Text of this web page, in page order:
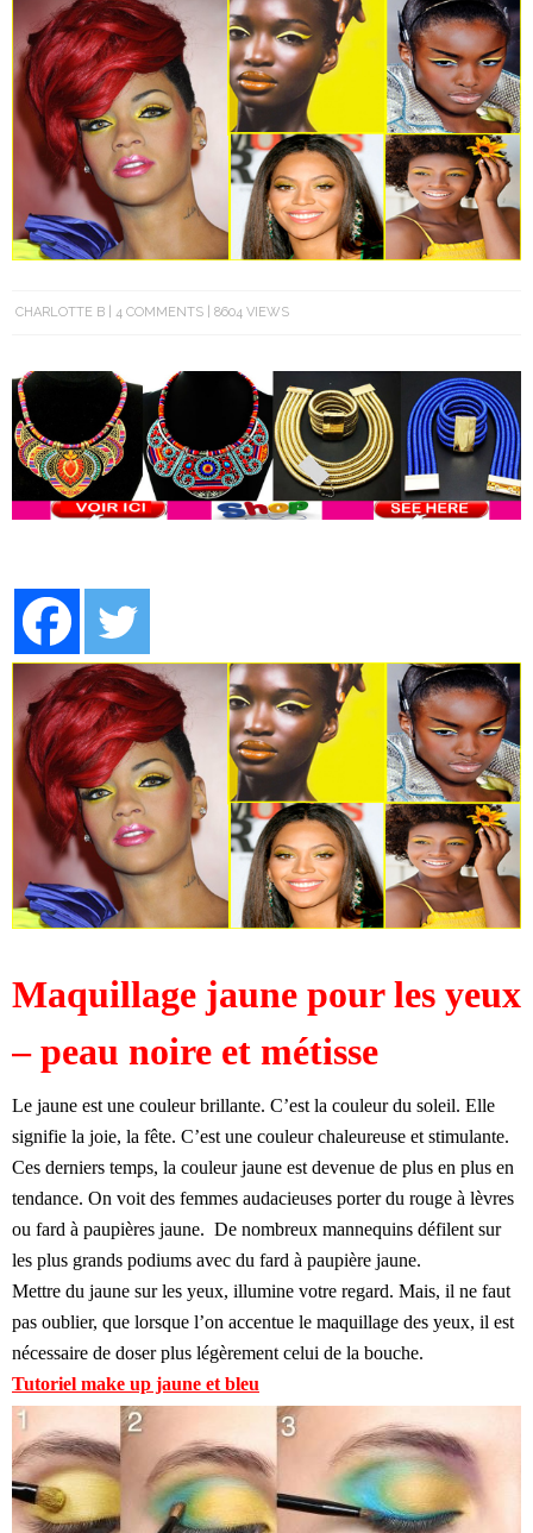
CHARLOTTE B 4 COMMENTS 8604 VIEWS
Maquillage jaune pour les yeux
– peau noire et métisse
Le jaune est une couleur brillante. C’est la couleur du soleil. Elle
signifie la joie, la fête. C’est une couleur chaleureuse et stimulante.
Ces derniers temps, la couleur jaune est devenue de plus en plus en
tendance. On voit des femmes audacieuses porter du rouge à lèvres
ou fard à paupières jaune. De nombreux mannequins défilent sur
les plus grands podiums avec du fard à paupière jaune.
Mettre du jaune sur les yeux, illumine votre regard. Mais, il ne faut
pas oublier, que lorsque l’on accentue le maquillage des yeux, il est
nécessaire de doser plus légèrement celui de la bouche.
Tutoriel make up jaune et bleu